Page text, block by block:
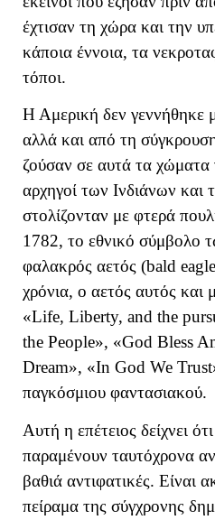
έχτισαν τη χώρα και την
κάποια έννοια, τα
τόποι.
Η Αμερική δεν γεννήθηκε
αλλά και από τη
ζούσαν σε αυτά τα χώματα
αρχηγοί των Ινδιάνων και
στολίζονταν με φτερά
1782, το εθνικό σύμβολο
φαλακρός αετός (bald
χρόνια, ο αετός αυτός και
«Life, Liberty, and the
the People», «God Bless
Dream», «In God We
παγκόσμιου φαντασιακού.
Αυτή η επέτειος δείχνει
παραμένουν ταυτόχρονα
βαθιά αντιφατικές. Είναι
πείραμα της σύγχρονης